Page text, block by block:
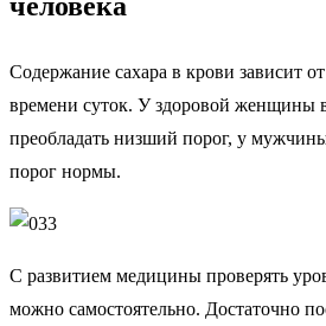
Содержание сахара в крови зависит
времени суток. У здоровой женщины
преобладать низший порог, у
порог нормы.
С развитием медицины проверять
можно самостоятельно. Достаточно